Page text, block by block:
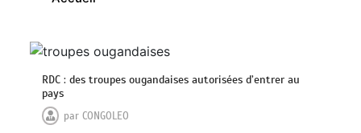
RDC : des troupes ougandaises autorisées d’entrer au
pays
parCONGOLEO